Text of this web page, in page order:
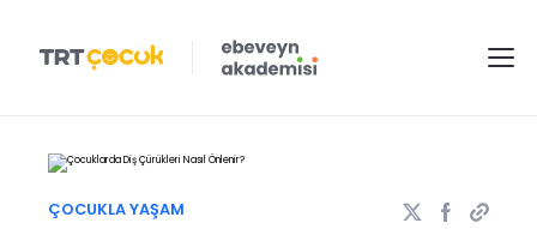
ÇOCUKLA YAŞAM